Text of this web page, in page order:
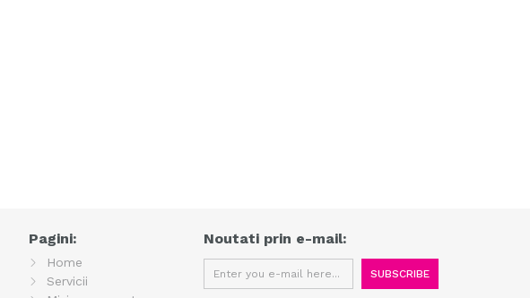
Pagini:
Home
Servicii
Noutati prin e-mail: